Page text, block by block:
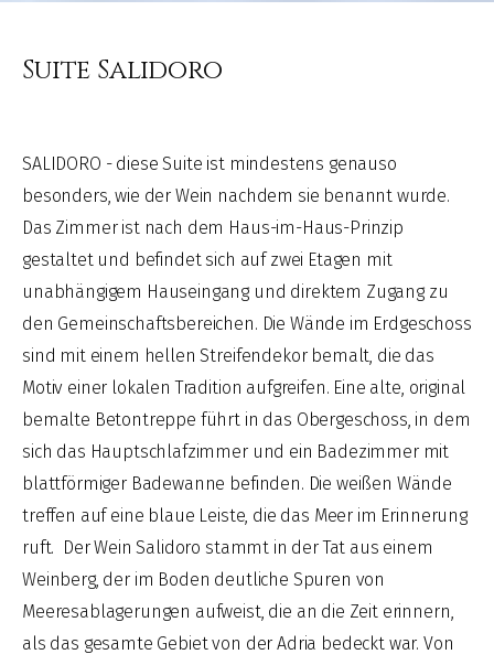
Suite Salidoro
SALIDORO - diese Suite ist mindestens genauso
besonders, wie der Wein nachdem sie benannt wurde.
Das Zimmer ist nach dem Haus-im-Haus-Prinzip
gestaltet und befindet sich auf zwei Etagen mit
unabhängigem Hauseingang und direktem Zugang zu
den Gemeinschaftsbereichen. Die Wände im Erdgeschoss
sind mit einem hellen Streifendekor bemalt, die das
Motiv einer lokalen Tradition aufgreifen. Eine alte, original
bemalte Betontreppe führt in das Obergeschoss, in dem
sich das Hauptschlafzimmer und ein Badezimmer mit
blattförmiger Badewanne befinden. Die weißen Wände
treffen auf eine blaue Leiste, die das Meer im Erinnerung
ruft. Der Wein Salidoro stammt in der Tat aus einem
Weinberg, der im Boden deutliche Spuren von
Meeresablagerungen aufweist, die an die Zeit erinnern,
als das gesamte Gebiet von der Adria bedeckt war. Von